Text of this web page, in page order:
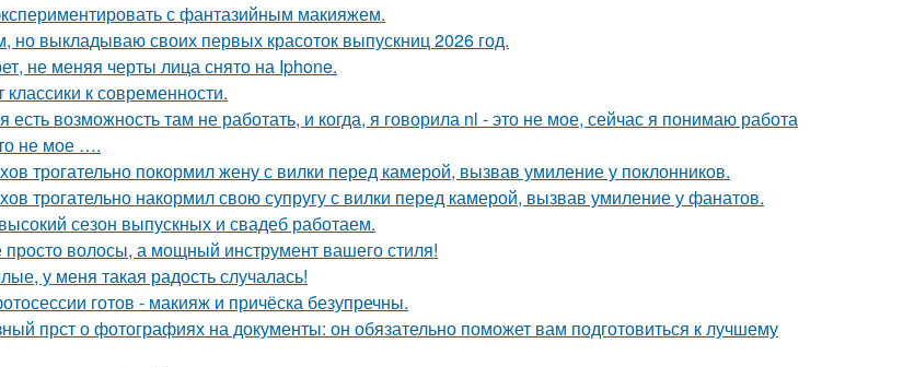
с фантазийным макияжем.
но выкладываю своих первых красоток выпускниц 2026 год.
не меняя черты лица снято на Iphone.
классики к современности.
есть возможность там не работать, и когда, я говорила nl - это не мое, сейчас я понимаю работа
не мое ….
трогательно покормил жену с вилки перед камерой, вызвав умиление у поклонников.
трогательно накормил свою супругу с вилки перед камерой, вызвав умиление у фанатов.
сезон выпускных и свадеб работаем.
просто волосы, а мощный инструмент вашего стиля!
у меня такая радость случалась!
готов - макияж и причёска безупречны.
прст о фотографиях на документы: он обязательно поможет вам подготовиться к лучшему